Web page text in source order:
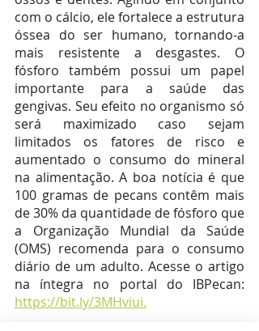
com o cálcio, ele fortalece a estrutura
óssea do ser humano, tornando-a
mais resistente a desgastes. O
fósforo também possui um papel
importante para a saúde das
gengivas. Seu efeito no organismo só
será maximizado caso sejam
limitados os fatores de risco e
aumentado o consumo do mineral
na alimentação. A boa notícia é que
100 gramas de pecans contêm mais
de 30% da quantidade de fósforo que
a Organização Mundial da Saúde
(OMS) recomenda para o consumo
diário de um adulto. Acesse o artigo
https://bit.ly/3MHviui.